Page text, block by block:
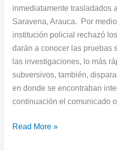
inmediatamente trasladados
Saravena, Arauca. Por
institución policial rechazó
darán a conocer las pruebas
las investigaciones, lo más
subversivos, también,
en donde se encontraban
continuación el comunicado
Read More »